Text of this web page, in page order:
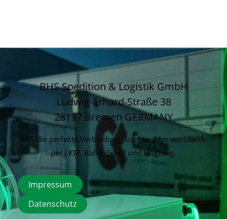
BHS Spedition & Logistik GmbH
Ludwig-Erhard-Straße 38
28197 Bremen GERMANY
BHS die perfekte Verbindung door-to-door worldwide
per LKW, Bahn, Schiff und Flugzeug.
Impressum
Datenschutz